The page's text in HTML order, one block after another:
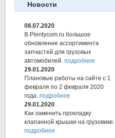
Новости
08.07.2020
В Plentycom.ru большое
обновление ассортимента
запчастей для грузовых
автомобилей. подробнее
29.01.2020
Плановые работы на сайте с 1
февраля по 2 февраля 2020
года. подробнее
29.01.2020
Как заменить прокладку
клапанной крышки на грузовике.
подробнее